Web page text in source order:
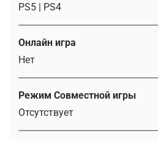
PS5 | PS4
Онлайн игра
Нет
Режим Совместной игры
Отсутствует